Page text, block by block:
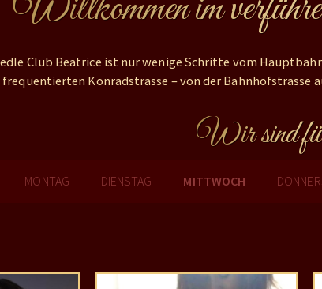
Club Beatrice ist nur wenige Schritte vom
Konradstrasse – von der Bahnhofstrasse
Wir sind
MONTAG DIENSTAG MITTWOCH